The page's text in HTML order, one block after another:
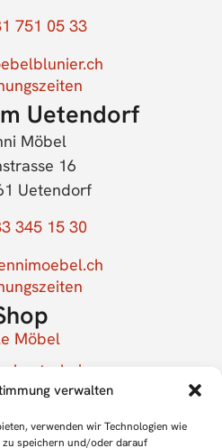
verwalten
verwenden wir Technologien wie
speichern und/oder darauf
751 05 33
Uetendorf
Möbel
16
Uetendorf
345 15 30
Möbel
Konto